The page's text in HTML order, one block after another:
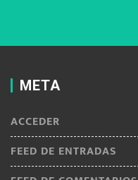
META
ACCEDER
FEED DE ENTRADAS